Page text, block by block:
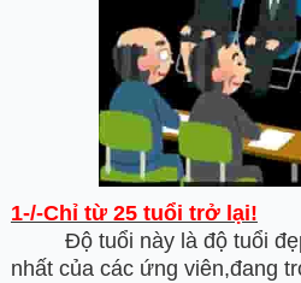
1-/-Chỉ từ 25 tuổi trở lại!
Độ tuổi này là độ tuổi đẹp
nhất của các ứng viên,đang